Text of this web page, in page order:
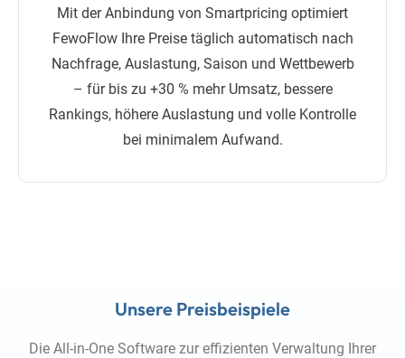
Mit der Anbindung von Smartpricing optimiert
FewoFlow Ihre Preise täglich automatisch nach
Nachfrage, Auslastung, Saison und Wettbewerb
– für bis zu +30 % mehr Umsatz, bessere
Rankings, höhere Auslastung und volle Kontrolle
bei minimalem Aufwand.
Unsere Preisbeispiele
Die All-in-One Software zur effizienten Verwaltung Ihrer